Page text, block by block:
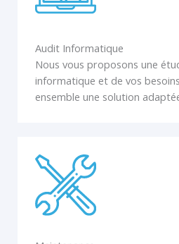
Audit Informatique
Nous vous proposons une
informatique et de vos
ensemble une solution